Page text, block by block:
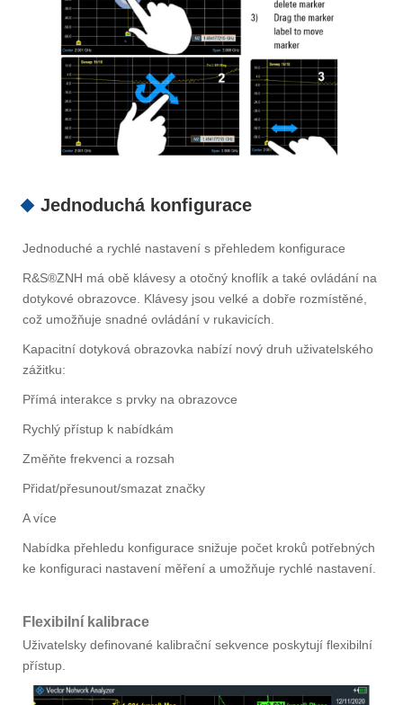
Jednoduchá konfigurace
Jednoduché a rychlé nastavení s přehledem konfigurace
R&S®ZNH má obě klávesy a otočný knoflík a také ovládání na
dotykové obrazovce. Klávesy jsou velké a dobře rozmístěné,
což umožňuje snadné ovládání v rukavicích.
Kapacitní dotyková obrazovka nabízí nový druh uživatelského
zážitku:
Přímá interakce s prvky na obrazovce
Rychlý přístup k nabídkám
Změňte frekvenci a rozsah
Přidat/přesunout/smazat značky
A více
Nabídka přehledu konfigurace snižuje počet kroků potřebných
ke konfiguraci nastavení měření a umožňuje rychlé nastavení.
Flexibilní kalibrace
Uživatelsky definované kalibrační sekvence poskytují flexibilní
přístup.